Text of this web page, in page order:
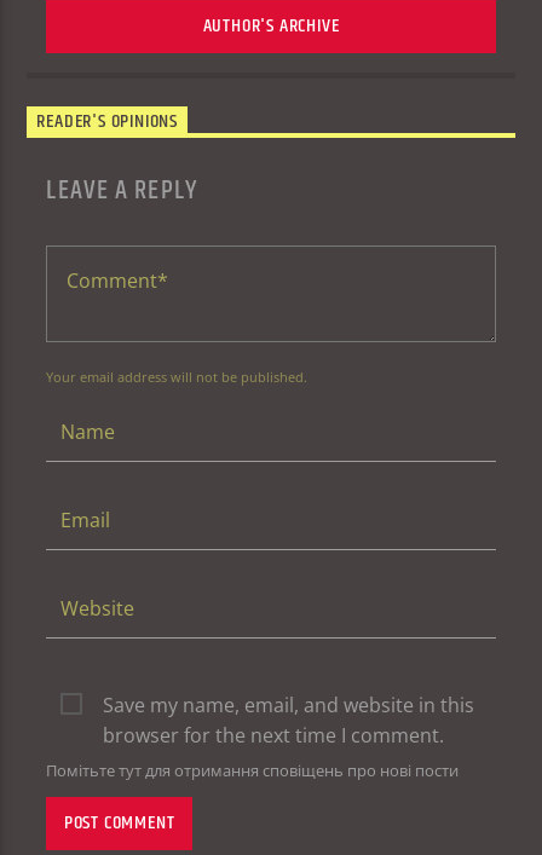
AUTHOR'S ARCHIVE
READER'S OPINIONS
LEAVE A REPLY
Your email address will not be published.
Save my name, email, and website in this
browser for the next time I comment.
Помітьте тут для отримання сповіщень про нові пости